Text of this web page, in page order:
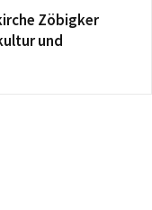
Zöbigker
und